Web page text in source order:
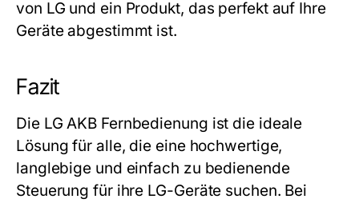
von LG und ein Produkt, das perfekt auf Ihre
Geräte abgestimmt ist.
Fazit
Die LG AKB Fernbedienung ist die ideale
Lösung für alle, die eine hochwertige,
langlebige und einfach zu bedienende
Steuerung für ihre LG-Geräte suchen. Bei